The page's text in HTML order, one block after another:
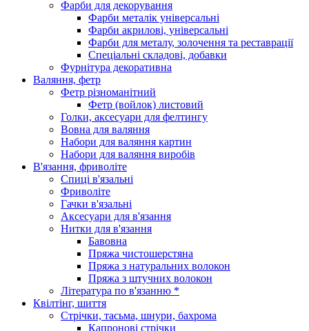
Фарби для декорування
Фарби металік універсальні
Фарби акрилові, універсальні
Фарби для металу, золочення та реставрації
Спеціальні складові, добавки
Фурнітура декоративна
Валяння, фетр
Фетр різноманітний
Фетр (войлок) листовий
Голки, аксесуари для фелтингу
Вовна для валяння
Набори для валяння картин
Набори для валяння виробів
В'язання, фриволіте
Спиці в'язальні
Фриволіте
Гачки в'язальні
Аксесуари для в'язання
Нитки для в'язання
Бавовна
Пряжа чистошерстяна
Пряжа з натуральних волокон
Пряжа з штучних волокон
Література по в'язанню *
Квілтінг, шиття
Стрічки, тасьма, шнури, бахрома
Капронові стрічки